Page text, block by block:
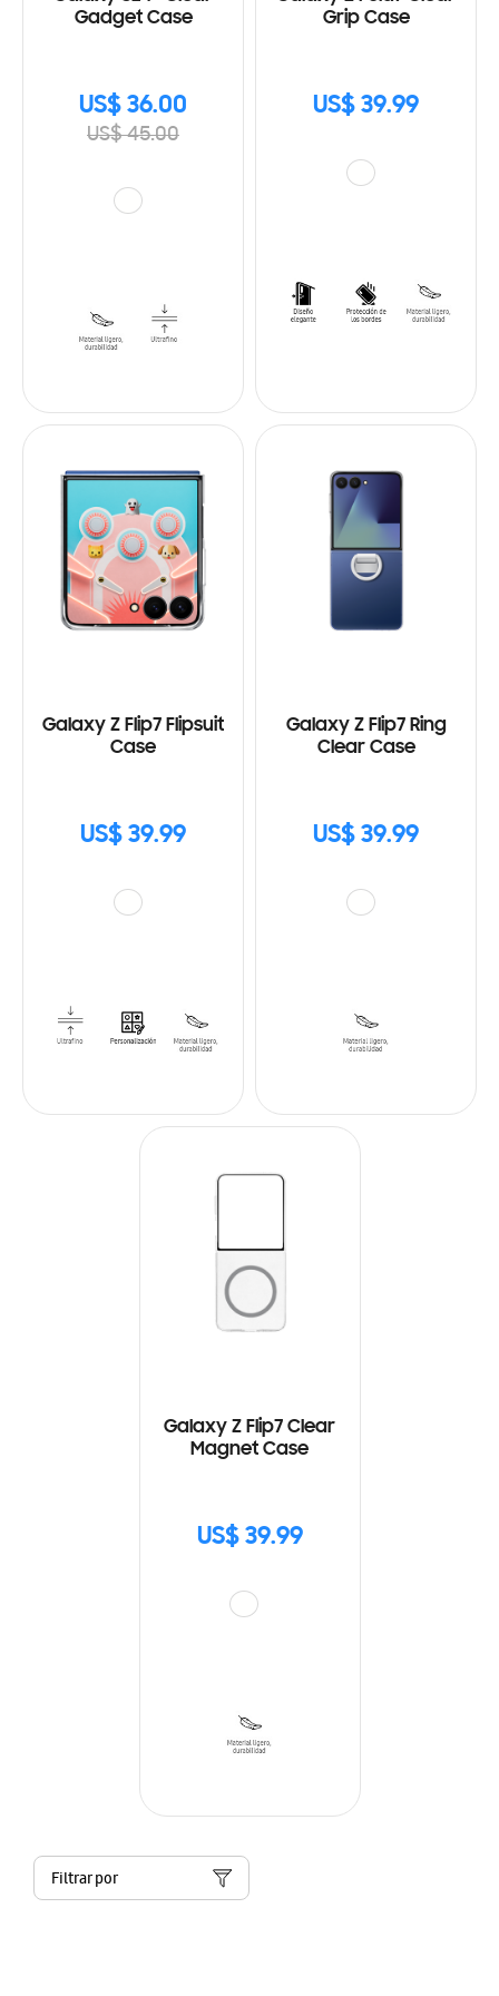
Gadget Case
US$ 36.00
US$ 45.00
Grip Case
US$ 39.99
Galaxy Z Flip7 Flipsuit
Case
US$ 39.99
Galaxy Z Flip7 Ring
Clear Case
US$ 39.99
Galaxy Z Flip7 Clear
Magnet Case
US$ 39.99
Filtrar por